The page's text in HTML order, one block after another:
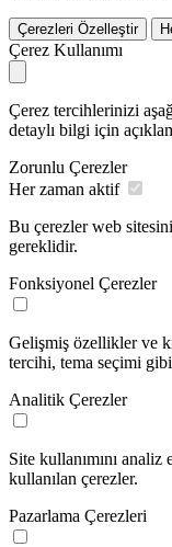
Çerezleri Özelleştir
Çerez Kullanımı
Çerez tercihlerinizi
detaylı bilgi için
Zorunlu Çerezler
Her zaman aktif
Bu çerezler web
gereklidir.
Fonksiyonel Çerezler
Gelişmiş özellikler ve
tercihi, tema seçimi
Analitik Çerezler
Site kullanımını
kullanılan çerezler.
Pazarlama Çerezleri